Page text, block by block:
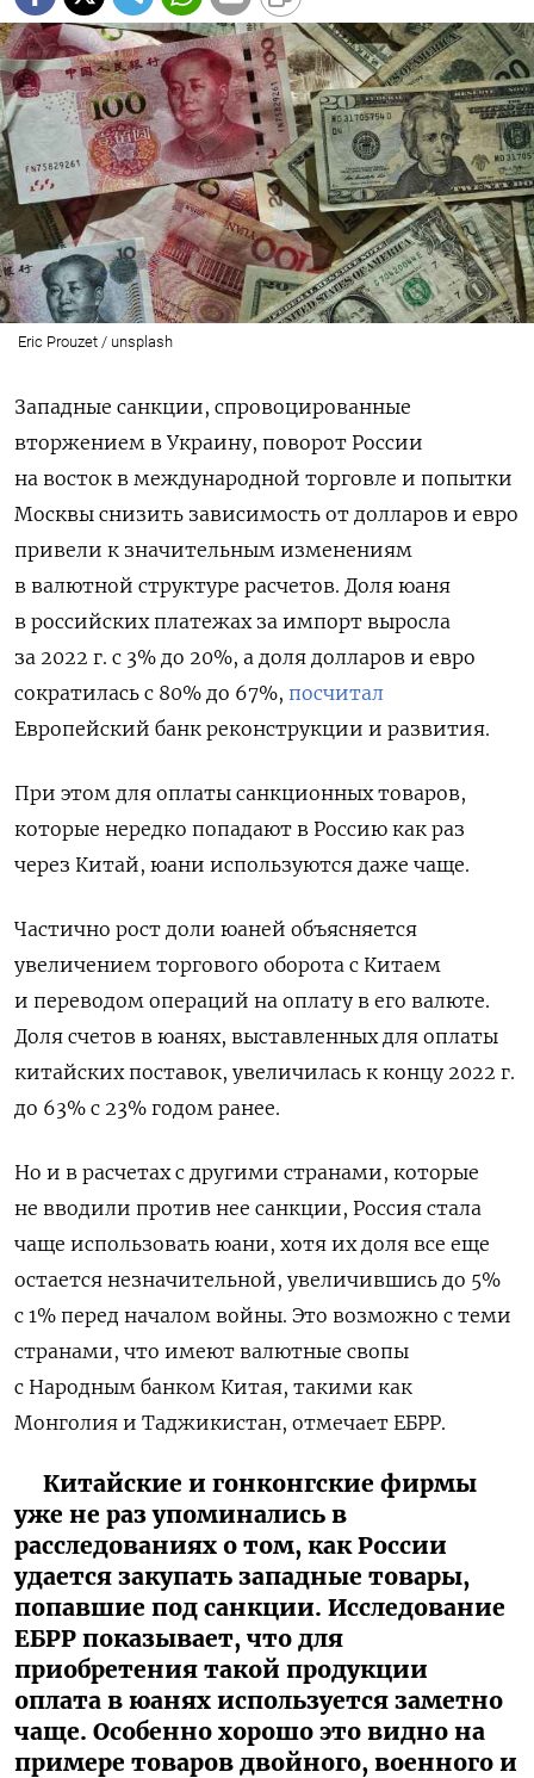
Eric Prouzet / unsplash
Западные санкции, спровоцированные
вторжением в Украину, поворот России
на восток в международной торговле и попытки
Москвы снизить зависимость от долларов и евро
привели к значительным изменениям
в валютной структуре расчетов. Доля юаня
в российских платежах за импорт выросла
за 2022 г. с 3% до 20%, а доля долларов и евро
сократилась с 80% до 67%, посчитал
Европейский банк реконструкции и развития.
При этом для оплаты санкционных товаров,
которые нередко попадают в Россию как раз
через Китай, юани используются даже чаще.
Частично рост доли юаней объясняется
увеличением торгового оборота с Китаем
и переводом операций на оплату в его валюте.
Доля счетов в юанях, выставленных для оплаты
китайских поставок, увеличилась к концу 2022 г.
до 63% с 23% годом ранее.
Но и в расчетах с другими странами, которые
не вводили против нее санкции, Россия стала
чаще использовать юани, хотя их доля все еще
остается незначительной, увеличившись до 5%
с 1% перед началом войны. Это возможно с теми
странами, что имеют валютные свопы
с Народным банком Китая, такими как
Монголия и Таджикистан, отмечает ЕБРР.
Китайские и гонконгские фирмы
уже не раз упоминались в
расследованиях о том, как России
удается закупать западные товары,
попавшие под санкции. Исследование
ЕБРР показывает, что для
приобретения такой продукции
оплата в юанях используется заметно
чаще. Особенно хорошо это видно на
примере товаров двойного, военного и